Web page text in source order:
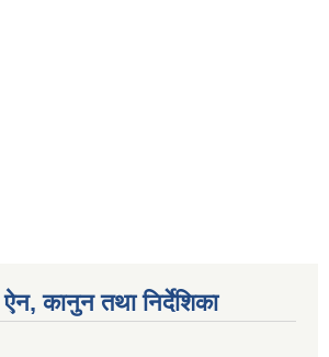
ऐन, कानुन तथा निर्देशिका